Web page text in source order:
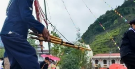
giá trị toàn cầu
cháy tàu ở Ai